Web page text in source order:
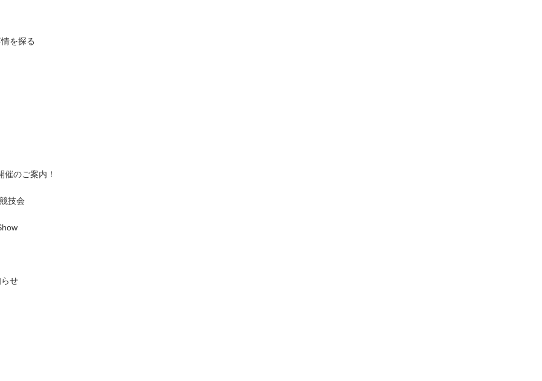
を探る
のご案内！
技会
せ